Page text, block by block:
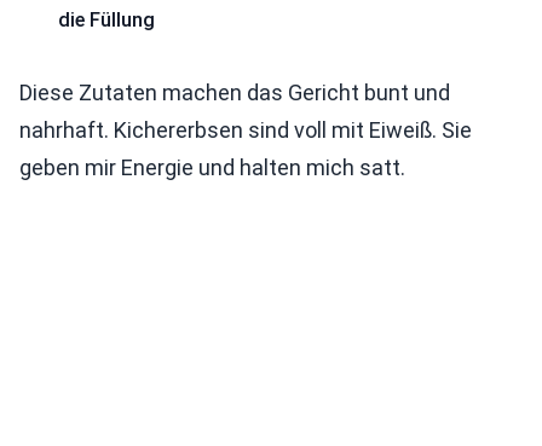
die Füllung
Diese Zutaten machen das Gericht bunt und
nahrhaft. Kichererbsen sind voll mit Eiweiß. Sie
geben mir Energie und halten mich satt.